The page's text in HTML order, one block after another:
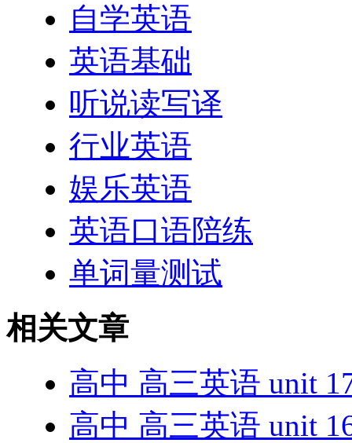
自学英语
英语基础
听说读写译
行业英语
娱乐英语
英语口语陪练
单词量测试
相关文章
高中 高三英语 unit
高中 高三英语 unit